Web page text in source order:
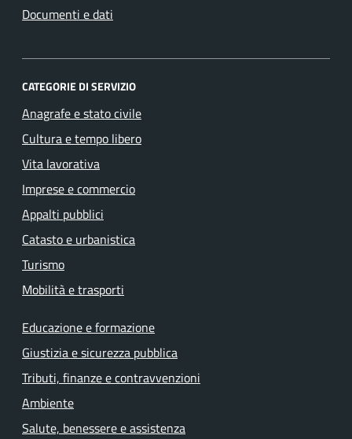
Documenti e dati
CATEGORIE DI SERVIZIO
Anagrafe e stato civile
Cultura e tempo libero
Vita lavorativa
Imprese e commercio
Appalti pubblici
Catasto e urbanistica
Turismo
Mobilità e trasporti
Educazione e formazione
Giustizia e sicurezza pubblica
Tributi, finanze e contravvenzioni
Ambiente
Salute, benessere e assistenza